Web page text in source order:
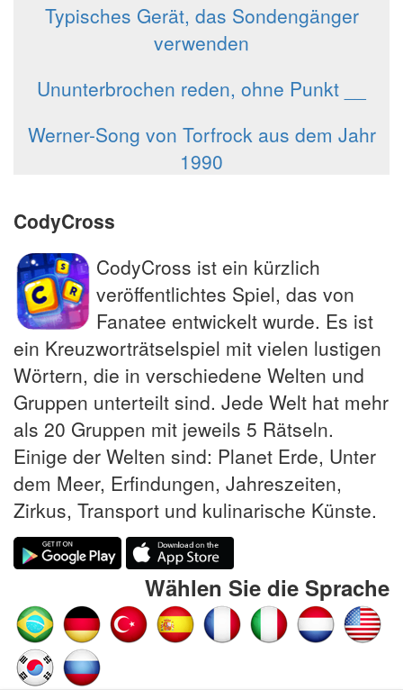
Typisches Gerät, das Sondengänger
verwenden
Ununterbrochen reden, ohne Punkt __
Werner-Song von Torfrock aus dem Jahr
1990
CodyCross
CodyCross ist ein kürzlich
veröffentlichtes Spiel, das von
Fanatee entwickelt wurde. Es ist
ein Kreuzworträtselspiel mit vielen lustigen
Wörtern, die in verschiedene Welten und
Gruppen unterteilt sind. Jede Welt hat mehr
als 20 Gruppen mit jeweils 5 Rätseln.
Einige der Welten sind: Planet Erde, Unter
dem Meer, Erfindungen, Jahreszeiten,
Zirkus, Transport und kulinarische Künste.
Wählen Sie die Sprache